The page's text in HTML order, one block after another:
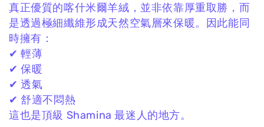
真正優質的喀什米爾羊絨， 並非依靠厚重取勝， 而
是透過極細纖維形成天然空氣層來保暖。
因此能同
時擁有：
✔ 輕薄
✔ 保暖
✔ 透氣
✔ 舒適不悶熱
這也是頂級 Shamina 最迷人的地方。